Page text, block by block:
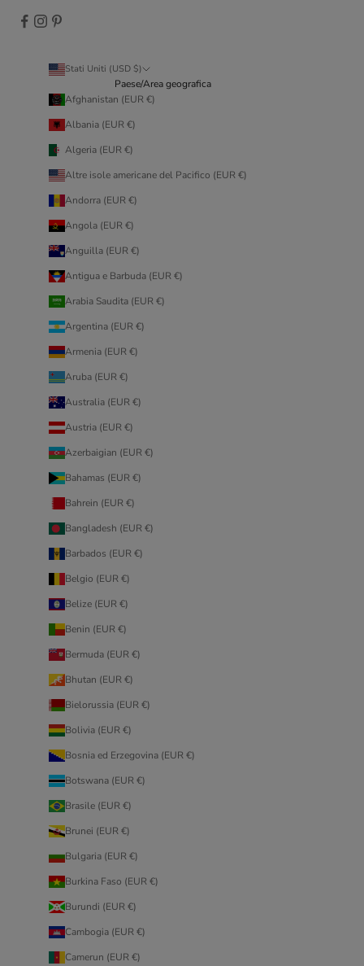
Stati Uniti (USD $)
Paese/Area geografica
Afghanistan (EUR €)
Albania (EUR €)
Algeria (EUR €)
Altre isole americane del Pacifico (EUR €)
Andorra (EUR €)
Angola (EUR €)
Anguilla (EUR €)
Antigua e Barbuda (EUR €)
Arabia Saudita (EUR €)
Argentina (EUR €)
Armenia (EUR €)
Aruba (EUR €)
Australia (EUR €)
Austria (EUR €)
Azerbaigian (EUR €)
Bahamas (EUR €)
Bahrein (EUR €)
Bangladesh (EUR €)
Barbados (EUR €)
Belgio (EUR €)
Belize (EUR €)
Benin (EUR €)
Bermuda (EUR €)
Bhutan (EUR €)
Bielorussia (EUR €)
Bolivia (EUR €)
Bosnia ed Erzegovina (EUR €)
Botswana (EUR €)
Brasile (EUR €)
Brunei (EUR €)
Bulgaria (EUR €)
Burkina Faso (EUR €)
Burundi (EUR €)
Cambogia (EUR €)
Camerun (EUR €)